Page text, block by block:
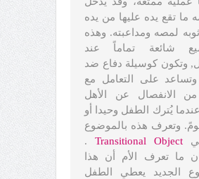
ما تقع يده عليها من يده
لمصه ومداعبته. وهذه
شائعة تماماً عند
وتكون كوسيلة دفاع ضد
وتساعد على التعامل مع
الانفصال عن الأهل
يُترك الطفل وحيدا أو
وتعرف هذه بالموضوع
Transitional Object
.
ما تعرف الأم أن هذا
الجديد يعطي الطفل